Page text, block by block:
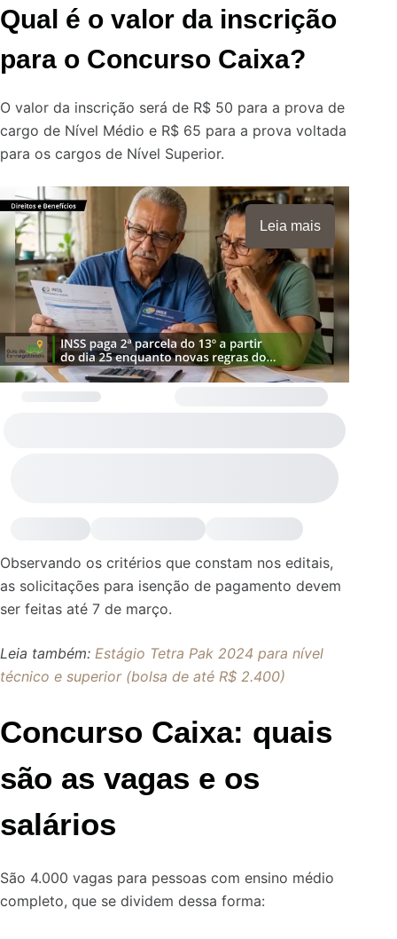
Qual é o valor da inscrição
para o Concurso Caixa?
O valor da inscrição será de R$ 50 para a prova de
cargo de Nível Médio e R$ 65 para a prova voltada
para os cargos de Nível Superior.
Leia mais
Observando os critérios que constam nos editais,
as solicitações para isenção de pagamento devem
ser feitas até 7 de março.
Leia também: Estágio Tetra Pak 2024 para nível
técnico e superior (bolsa de até R$ 2.400)
Concurso Caixa: quais
são as vagas e os
salários
São 4.000 vagas para pessoas com ensino médio
completo, que se dividem dessa forma: